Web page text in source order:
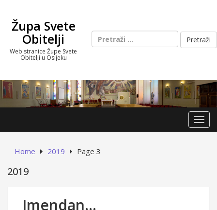
contentŽupa Svete
Obitelji
Web stranice Župe Svete
Obitelji u Osijeku
Pretraži:
Home 2019 Page 3
2019
Imendan…